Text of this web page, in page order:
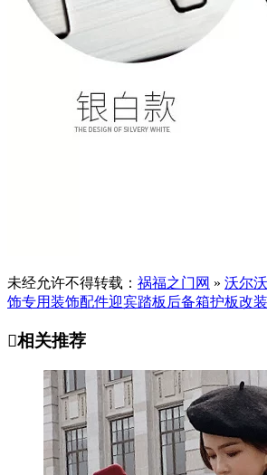
未经允许不得转载： 祸福之门网 » 沃尔
饰专用装饰配件迎宾踏板后备箱护板改装
相关推荐